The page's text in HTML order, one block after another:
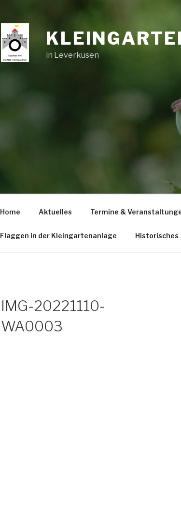
in Leverkusen
Home Aktuelles Termine &
Flaggen in der Kleingartenanlage Historisches
IMG-20221110-
WA0003